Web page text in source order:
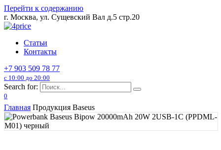
Перейти к содержанию
г. Москва, ул. Сущевский Вал д.5 стр.20
Статьи
Контакты
+7 903 509 78 77
с 10:00 до 20:00
Search for:
0
Главная Продукция Baseus